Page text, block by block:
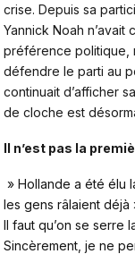
crise. Depuis sa
Yannick Noah
préférence politique,
défendre le parti au
continuait d’afficher
de cloche est
Il n’est pas la
» Hollande a été élu
les gens râlaient déjà
Il faut qu’on se serre
Sincèrement, je ne